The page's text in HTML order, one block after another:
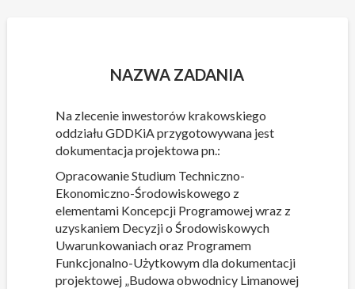
NAZWA ZADANIA
Na zlecenie inwestorów krakowskiego
oddziału GDDKiA przygotowywana jest
dokumentacja projektowa pn.:
Opracowanie Studium Techniczno-
Ekonomiczno-Środowiskowego z
elementami Koncepcji Programowej wraz z
uzyskaniem Decyzji o Środowiskowych
Uwarunkowaniach oraz Programem
Funkcjonalno-Użytkowym dla dokumentacji
projektowej „Budowa obwodnicy Limanowej